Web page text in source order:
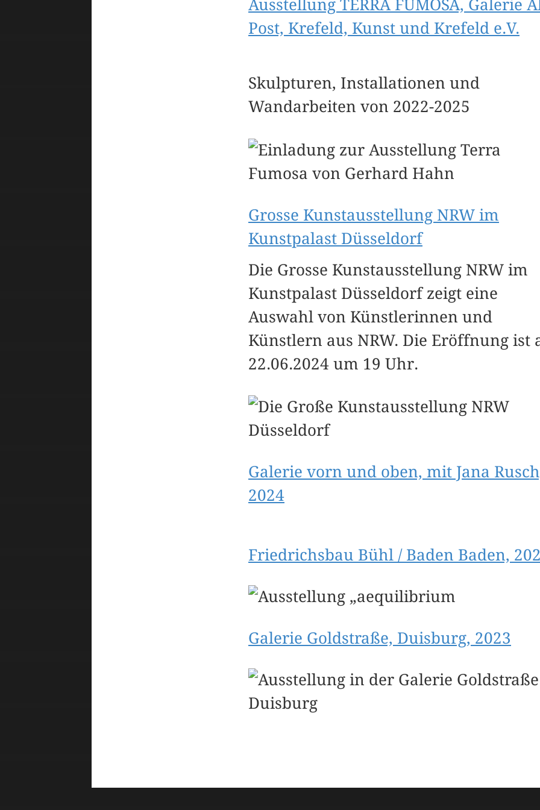
Ausstellung TERRA FUMOSA, Galerie
Post, Krefeld, Kunst und Krefeld e.V.
Skulpturen, Installationen und
Wandarbeiten von 2022-2025
Grosse Kunstausstellung NRW im
Kunstpalast Düsseldorf
Die Grosse Kunstausstellung NRW im
Kunstpalast Düsseldorf zeigt eine
Auswahl von Künstlerinnen und
Künstlern aus NRW. Die Eröffnung ist
22.06.2024 um 19 Uhr.
Galerie vorn und oben, mit Jana
2024
Friedrichsbau Bühl / Baden Baden,
Galerie Goldstraße, Duisburg, 2023